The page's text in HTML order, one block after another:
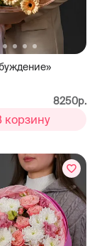
8250р.
корзину